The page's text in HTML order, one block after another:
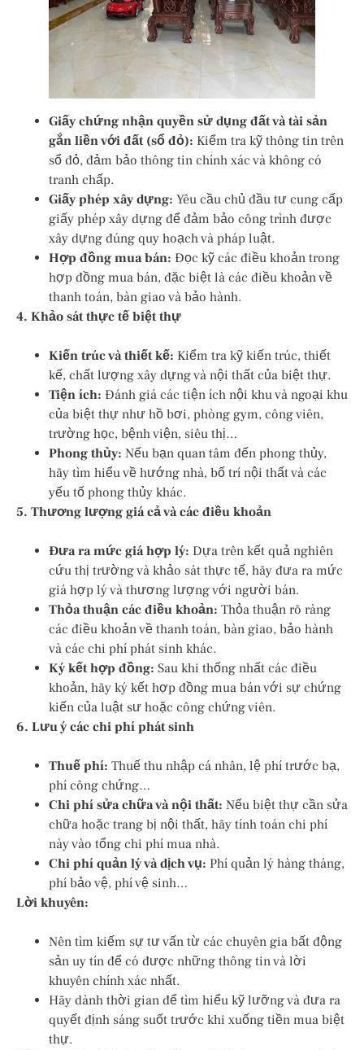
Giấy chứng nhận quyền sử dụng đất và tài sản
gắn liền với đất (sổ đỏ): Kiểm tra kỹ thông tin trên
sổ đỏ, đảm bảo thông tin chính xác và không có
tranh chấp.
Giấy phép xây dựng: Yêu cầu chủ đầu tư cung cấp
giấy phép xây dựng để đảm bảo công trình được
xây dựng đúng quy hoạch và pháp luật.
Hợp đồng mua bán: Đọc kỹ các điều khoản trong
hợp đồng mua bán, đặc biệt là các điều khoản về
thanh toán, bàn giao và bảo hành.
4. Khảo sát thực tế biệt thự
Kiến trúc và thiết kế: Kiểm tra kỹ kiến trúc, thiết
kế, chất lượng xây dựng và nội thất của biệt thự.
Tiện ích: Đánh giá các tiện ích nội khu và ngoại khu
của biệt thự như hồ bơi, phòng gym, công viên,
trường học, bệnh viện, siêu thị…
Phong thủy: Nếu bạn quan tâm đến phong thủy,
hãy tìm hiểu về hướng nhà, bố trí nội thất và các
yếu tố phong thủy khác.
5. Thương lượng giá cả và các điều khoản
Đưa ra mức giá hợp lý: Dựa trên kết quả nghiên
cứu thị trường và khảo sát thực tế, hãy đưa ra mức
giá hợp lý và thương lượng với người bán.
Thỏa thuận các điều khoản: Thỏa thuận rõ ràng
các điều khoản về thanh toán, bàn giao, bảo hành
và các chi phí phát sinh khác.
Ký kết hợp đồng: Sau khi thống nhất các điều
khoản, hãy ký kết hợp đồng mua bán với sự chứng
kiến của luật sư hoặc công chứng viên.
6. Lưu ý các chi phí phát sinh
Thuế phí: Thuế thu nhập cá nhân, lệ phí trước bạ,
phí công chứng…
Chi phí sửa chữa và nội thất: Nếu biệt thự cần sửa
chữa hoặc trang bị nội thất, hãy tính toán chi phí
này vào tổng chi phí mua nhà.
Chi phí quản lý và dịch vụ: Phí quản lý hàng tháng,
phí bảo vệ, phí vệ sinh…
Lời khuyên:
Nên tìm kiếm sự tư vấn từ các chuyên gia bất động
sản uy tín để có được những thông tin và lời
khuyên chính xác nhất.
Hãy dành thời gian để tìm hiểu kỹ lưỡng và đưa ra
quyết định sáng suốt trước khi xuống tiền mua biệt
thự.